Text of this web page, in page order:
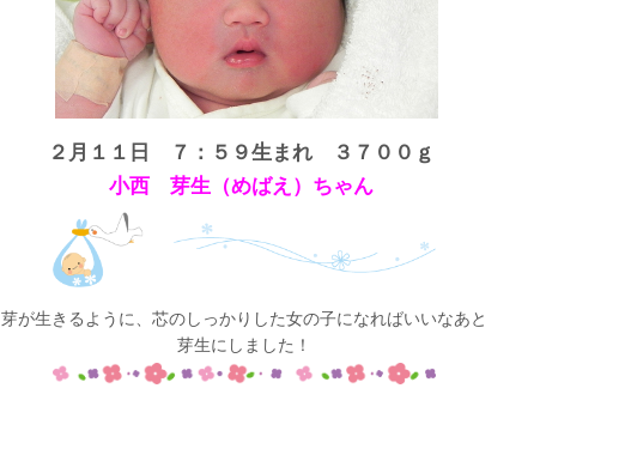
２月１１日 ７：５９生まれ ３７００ｇ
小西 芽生（めばえ）ちゃん
芽が生きるように、芯のしっかりした女の子になればいいなあと
芽生にしました！